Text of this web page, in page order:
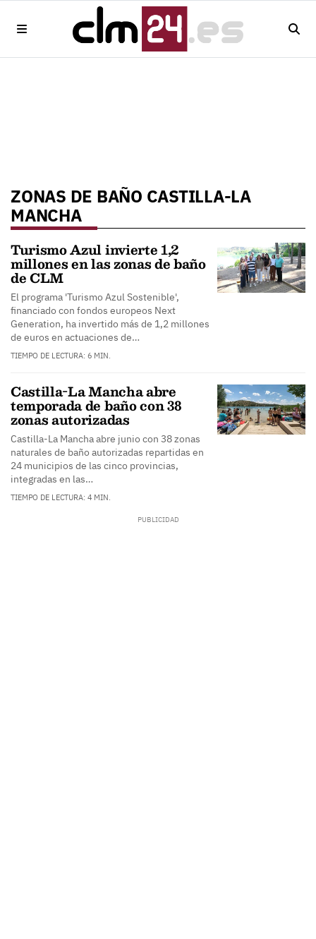
ZONAS DE BAÑO CASTILLA-LA
MANCHA
Turismo Azul invierte 1,2
millones en las zonas de baño
de CLM
El programa 'Turismo Azul Sostenible',
financiado con fondos europeos Next
Generation, ha invertido más de 1,2 millones
de euros en actuaciones de…
TIEMPO DE LECTURA: 6 MIN.
Castilla-La Mancha abre
temporada de baño con 38
zonas autorizadas
Castilla-La Mancha abre junio con 38 zonas
naturales de baño autorizadas repartidas en
24 municipios de las cinco provincias,
integradas en las…
TIEMPO DE LECTURA: 4 MIN.